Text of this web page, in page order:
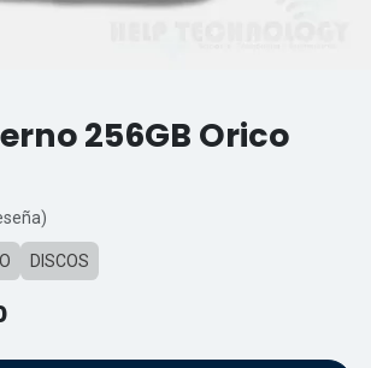
256GB Orico
DISCOS